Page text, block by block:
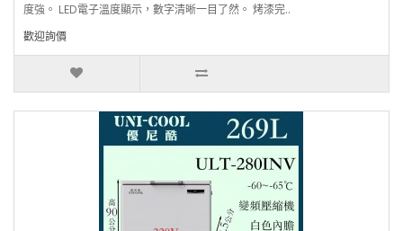
度強。 LED電子溫度顯示，數字清晰一目了然。 烤漆完..
歡迎詢價